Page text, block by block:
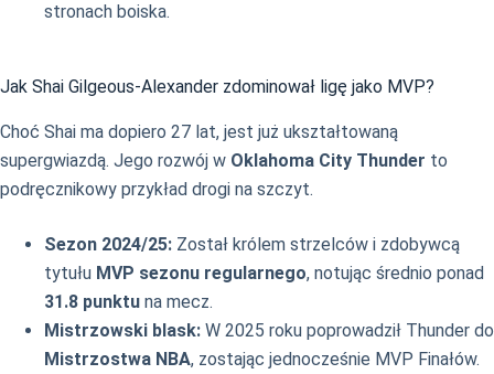
stronach boiska.
Jak Shai Gilgeous-Alexander zdominował ligę jako MVP?
Choć Shai ma dopiero 27 lat, jest już ukształtowaną
supergwiazdą. Jego rozwój w Oklahoma City Thunder to
podręcznikowy przykład drogi na szczyt.
Sezon 2024/25: Został królem strzelców i zdobywcą
tytułu MVP sezonu regularnego, notując średnio ponad
31.8 punktu na mecz.
Mistrzowski blask: W 2025 roku poprowadził Thunder do
Mistrzostwa NBA, zostając jednocześnie MVP Finałów.